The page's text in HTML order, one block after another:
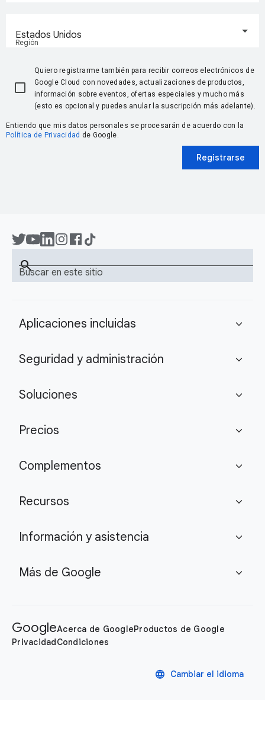
Región
Estados Unidos
Quiero registrarme también para recibir correos electrónicos de
Google Cloud con novedades, actualizaciones de productos,
información sobre eventos, ofertas especiales y mucho más
(esto es opcional y puedes anular la suscripción más adelante).
Entiendo que mis datos personales se procesarán de acuerdo con la
Política de Privacidad de Google.
Registrarse
Buscar en este sitio
search
Aplicaciones incluidas expand_more
Seguridad y administración expand_more
Soluciones expand_more
Precios expand_more
Complementos expand_more
Recursos expand_more
Información y asistencia expand_more
Más de Google expand_more
GoogleAcerca de GoogleProductos de Google
PrivacidadCondiciones
language Cambiar el idioma